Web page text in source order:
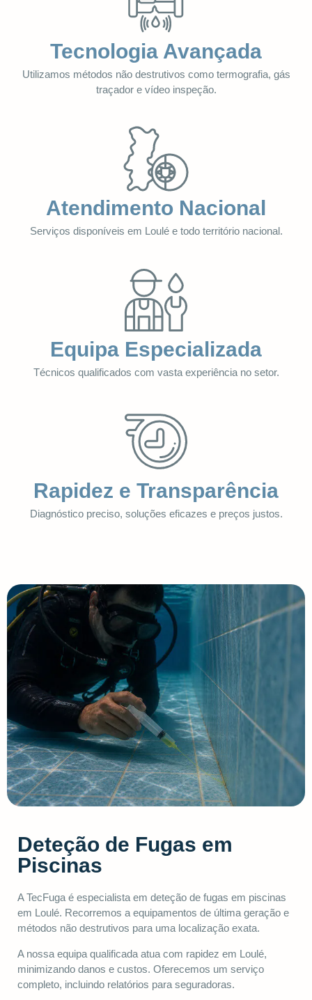
Tecnologia Avançada
Utilizamos métodos não destrutivos como termografia, gás
traçador e vídeo inspeção.
Atendimento Nacional
Serviços disponíveis em Loulé e todo território nacional.
Equipa Especializada
Técnicos qualificados com vasta experiência no setor.
Rapidez e Transparência
Diagnóstico preciso, soluções eficazes e preços justos.
Deteção de Fugas em
Piscinas
A TecFuga é especialista em deteção de fugas em piscinas
em Loulé. Recorremos a equipamentos de última geração e
métodos não destrutivos para uma localização exata.
A nossa equipa qualificada atua com rapidez em Loulé,
minimizando danos e custos. Oferecemos um serviço
completo, incluindo relatórios para seguradoras.